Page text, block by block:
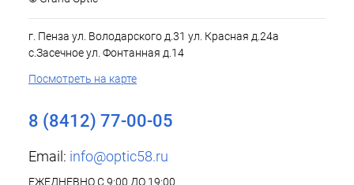
г. Пенза ул. Володарского д.31 ул. Красная д.24а
с.Засечное ул. Фонтанная д.14
Посмотреть на карте
8 (8412) 77-00-05
Email: info@optic58.ru
ЕЖЕДНЕВНО С 9:00 ДО 19:00